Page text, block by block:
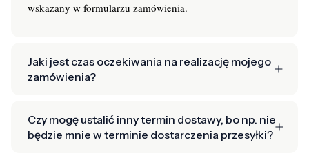
wskazany w formularzu zamówienia.
Jaki jest czas oczekiwania na realizację mojego
zamówienia?
Czy mogę ustalić inny termin dostawy, bo np. nie
będzie mnie w terminie dostarczenia przesyłki?